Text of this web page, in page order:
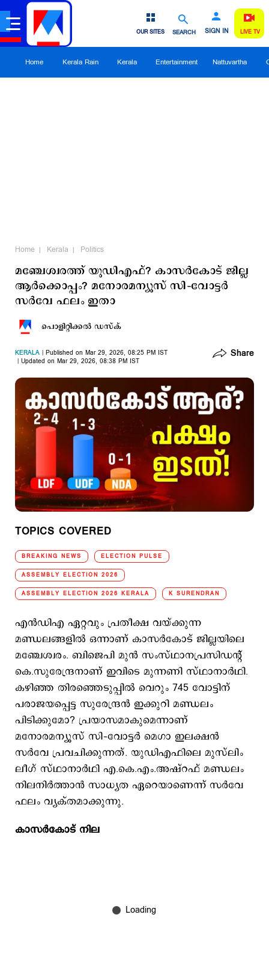
SEARCH SIGN IN
OUR SITES LIVE TV
Home Kerala Rain Kerala Entertainment Nattuvartha
Home Kerala Politics
മഞ്ചേശ്വരത്ത് യുഡിഎഫ്? കാസര്‍കോട് ജില്ല
ആര്‍ക്കൊപ്പം? മനോരമന്യൂസ് സി–വോട്ടര്‍
സര്‍വേ ഫലം ഇതാ
പൊളിറ്റിക്കല്‍ ഡസ്ക്
KERALA
Published on Mar 29, 2026, 08:25 PM IST
Updated on Mar 29, 2026, 08:38 PM IST
Share
TOPICS COVERED
BREAKING NEWS ELECTION PULSE
ASSEMBLY ELECTION 2026
ASSEMBLY ELECTION 2026 KERALA K SURENDRAN
എന്‍ഡിഎ ഏറ്റവും പ്രതീക്ഷ വയ്ക്കുന്ന
മണ്ഡലങ്ങളില്‍ ഒന്നാണ് കാസര്‍കോട് ജില്ലയിലെ
മഞ്ചേശ്വരം. ബിജെപി മുന്‍ സംസ്ഥാനപ്രസിഡന്‍റ്
കെ.സുരേന്ദ്രനാണ് ഇവിടെ മുന്നണി സ്ഥാനാര്‍ഥി.
കഴിഞ്ഞ തിരഞ്ഞെടുപ്പില്‍ വെറും 745 വോട്ടിന്
പരാജയപ്പെട്ട സുരേന്ദ്രന്‍ ഇക്കുറി മണ്ഡലം
പിടിക്കുമോ? പ്രയാസമാകുമെന്നാണ്
മനോരമന്യൂസ് സി–വോട്ടര്‍ മെഗാ ഇലക്ഷന്‍
സര്‍വേ പ്രവചിക്കുന്നത്. യുഡിഎഫിലെ മുസ്‍ലിം
ലീഗ് സ്ഥാനാര്‍ഥി എ.കെ.എം.അഷ്റഫ് മണ്ഡലം
നിലനിര്‍ത്താന്‍ സാധ്യത ഏറെയാണെന്ന് സര്‍വേ
ഫലം വ്യക്തമാക്കുന്നു.
കാസര്‍കോട് നില